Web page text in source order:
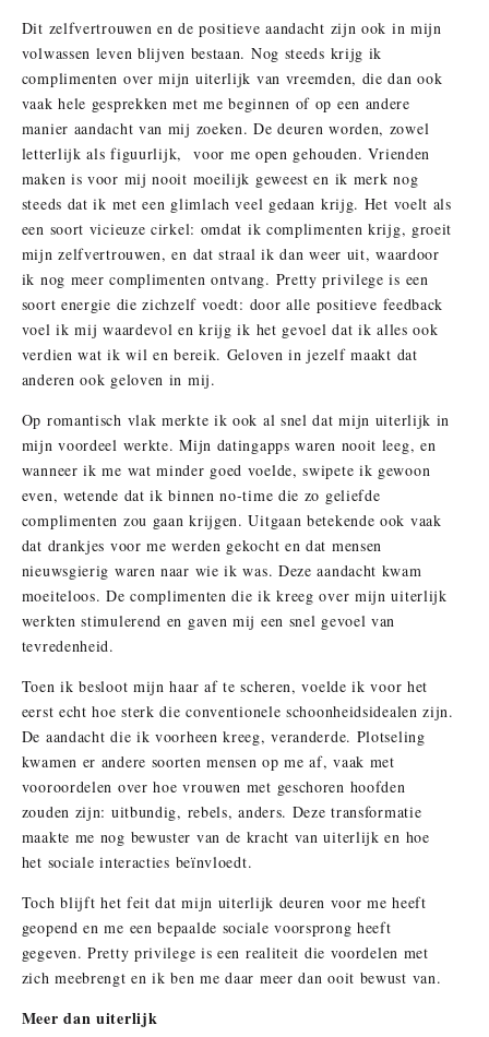
Dit zelfvertrouwen en de positieve aandacht zijn ook in mijn
volwassen leven blijven bestaan. Nog steeds krijg ik
complimenten over mijn uiterlijk van vreemden, die dan ook
vaak hele gesprekken met me beginnen of op een andere
manier aandacht van mij zoeken. De deuren worden, zowel
letterlijk als figuurlijk, voor me open gehouden. Vrienden
maken is voor mij nooit moeilijk geweest en ik merk nog
steeds dat ik met een glimlach veel gedaan krijg. Het voelt als
een soort vicieuze cirkel: omdat ik complimenten krijg, groeit
mijn zelfvertrouwen, en dat straal ik dan weer uit, waardoor
ik nog meer complimenten ontvang. Pretty privilege is een
soort energie die zichzelf voedt: door alle positieve feedback
voel ik mij waardevol en krijg ik het gevoel dat ik alles ook
verdien wat ik wil en bereik. Geloven in jezelf maakt dat
anderen ook geloven in mij.
Op romantisch vlak merkte ik ook al snel dat mijn uiterlijk in
mijn voordeel werkte. Mijn datingapps waren nooit leeg, en
wanneer ik me wat minder goed voelde, swipete ik gewoon
even, wetende dat ik binnen no-time die zo geliefde
complimenten zou gaan krijgen. Uitgaan betekende ook vaak
dat drankjes voor me werden gekocht en dat mensen
nieuwsgierig waren naar wie ik was. Deze aandacht kwam
moeiteloos. De complimenten die ik kreeg over mijn uiterlijk
werkten stimulerend en gaven mij een snel gevoel van
tevredenheid.
Toen ik besloot mijn haar af te scheren, voelde ik voor het
eerst echt hoe sterk die conventionele schoonheidsidealen zijn.
De aandacht die ik voorheen kreeg, veranderde. Plotseling
kwamen er andere soorten mensen op me af, vaak met
vooroordelen over hoe vrouwen met geschoren hoofden
zouden zijn: uitbundig, rebels, anders. Deze transformatie
maakte me nog bewuster van de kracht van uiterlijk en hoe
het sociale interacties beïnvloedt.
Toch blijft het feit dat mijn uiterlijk deuren voor me heeft
geopend en me een bepaalde sociale voorsprong heeft
gegeven. Pretty privilege is een realiteit die voordelen met
zich meebrengt en ik ben me daar meer dan ooit bewust van.
Meer dan uiterlijk